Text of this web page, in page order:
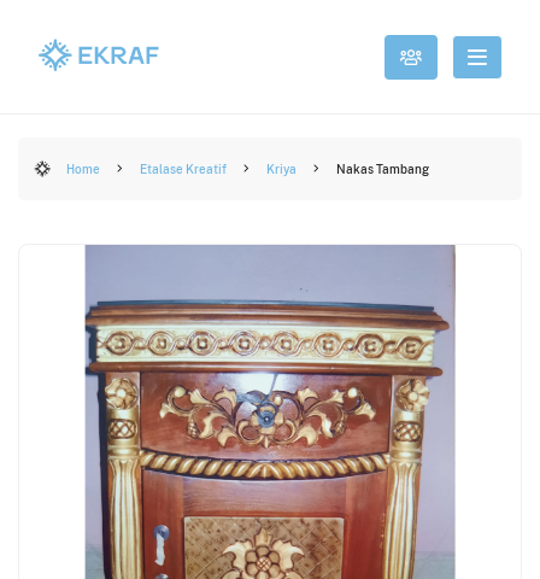
Home Etalase Kreatif Kriya Nakas Tambang